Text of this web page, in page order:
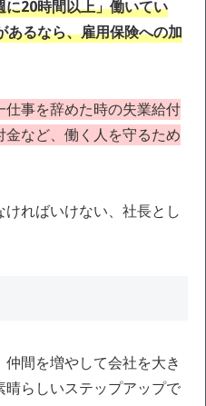
に20時間以上」働いてい
あるなら、雇用保険への加
事を辞めた時の失業給付
など、働く人を守るため
ればいけない、社長とし
間を増やして会社を大き
晴らしいステップアップで